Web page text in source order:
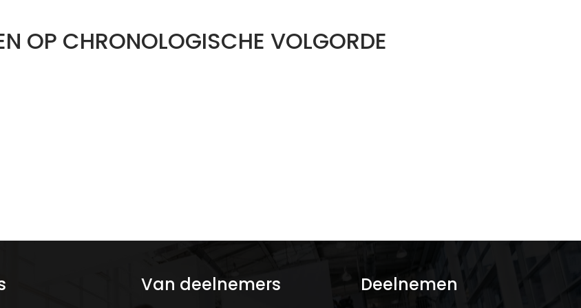
OP CHRONOLOGISCHE VOLGORDE
Van deelnemers Deelnemen